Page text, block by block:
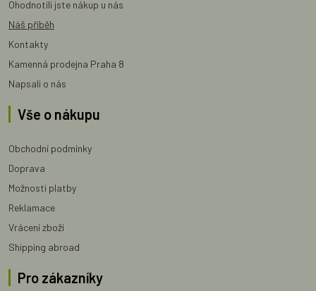
Ohodnotili jste nákup u nás
Náš příběh
Kontakty
Kamenná prodejna Praha 8
Napsali o nás
Vše o nákupu
Obchodní podmínky
Doprava
Možnosti platby
Reklamace
Vrácení zboží
Shipping abroad
Pro zákazníky